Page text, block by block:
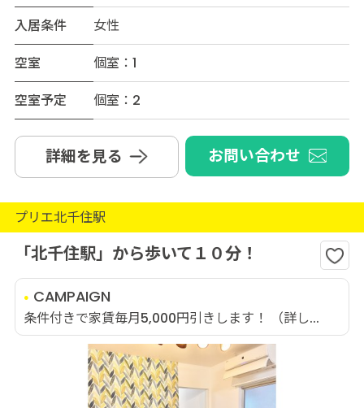
入居条件
女性
空室
個室：1
空室予定
個室：2
詳細を見る お問い合わせ
プリエ北千住駅
「北千住駅」から歩いて１０分！
CAMPAIGN
条件付きで家賃毎月5,000円引きします！ （詳し...